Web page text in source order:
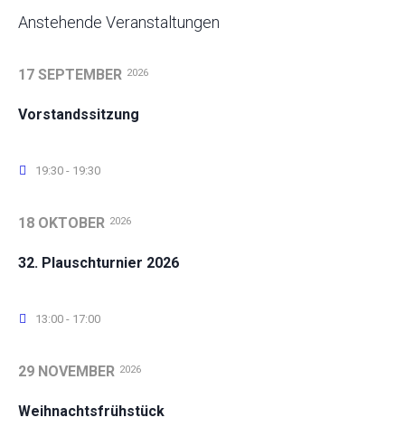
Anstehende Veranstaltungen
17 SEPTEMBER 2026
Vorstandssitzung
19:30 - 19:30
18 OKTOBER 2026
32. Plauschturnier 2026
13:00 - 17:00
29 NOVEMBER 2026
Weihnachtsfrühstück